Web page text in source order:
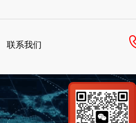
联系我们